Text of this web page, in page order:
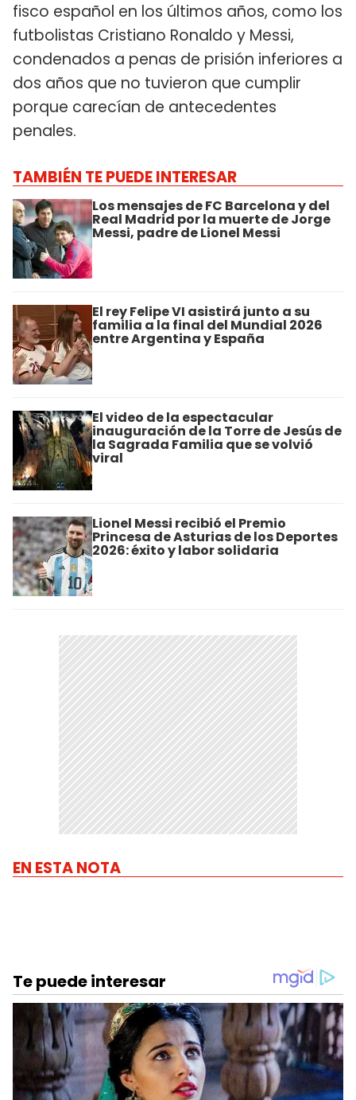
fisco español en los últimos años, como los
futbolistas Cristiano Ronaldo y Messi,
condenados a penas de prisión inferiores a
dos años que no tuvieron que cumplir
porque carecían de antecedentes
penales.
TAMBIÉN TE PUEDE INTERESAR
Los mensajes de FC Barcelona y del
Real Madrid por la muerte de Jorge
Messi, padre de Lionel Messi
El rey Felipe VI asistirá junto a su
familia a la final del Mundial 2026
entre Argentina y España
El video de la espectacular
inauguración de la Torre de Jesús de
la Sagrada Familia que se volvió
viral
Lionel Messi recibió el Premio
Princesa de Asturias de los Deportes
2026: éxito y labor solidaria
EN ESTA NOTA